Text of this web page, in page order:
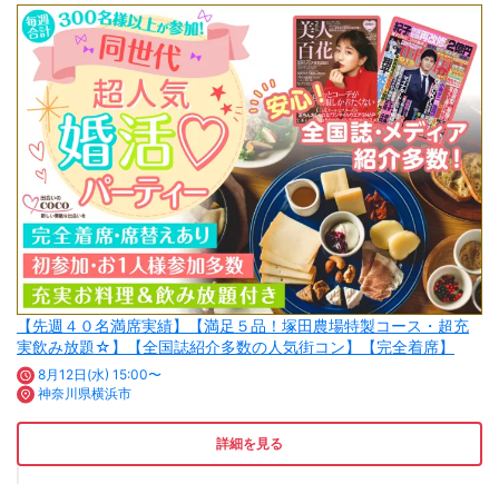
【先週４０名満席実績】【満足５品！塚田農場特製コース・超充
実飲み放題☆】【全国誌紹介多数の人気街コン】【完全着席】
8月12日(水) 15:00〜
神奈川県横浜市
詳細を見る